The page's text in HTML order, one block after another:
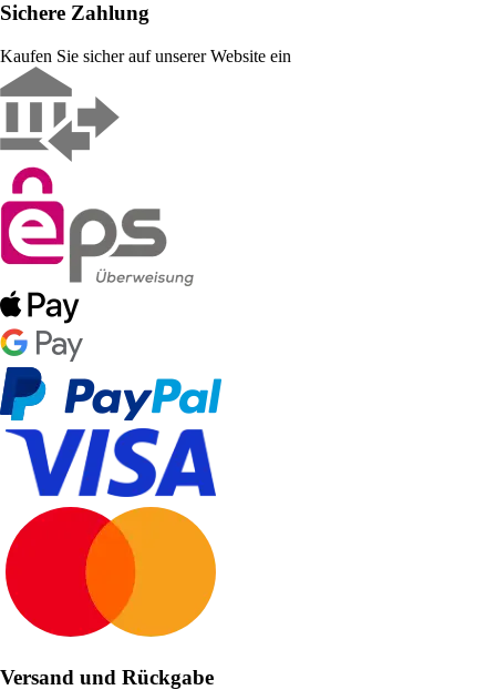
Sichere Zahlung
Kaufen Sie sicher auf unserer Website ein
Versand und Rückgabe